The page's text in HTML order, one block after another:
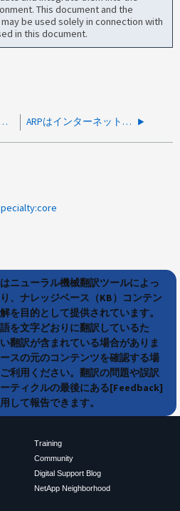
This document and the
be used solely in connection with
in this document.
ONTAP 9.6以降にアップグレードすると、「サービスポリシー」の名前が変わるのはなぜですか？ ARPはインターネットのない制限された環境で期待どおりに機能するか
ニューラル機械翻訳ツールによっ
、ナレッジベース（KB）コンテン
を目的として提供されています。
を文字どおりに翻訳しているた
翻訳が含まれている場合がありま
スの元のコンテンツを確認する場
利用ください。翻訳の問題や誤訳
ティクルの最後にある[Feedback]
して報告できます。
Training
Community
Digital Support Blog
NetApp Neighborhood